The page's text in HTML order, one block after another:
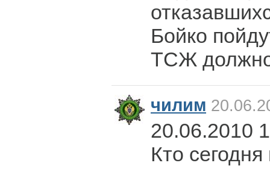
Бойко
ТСЖ должно
чилим
20.06.2010
Кто